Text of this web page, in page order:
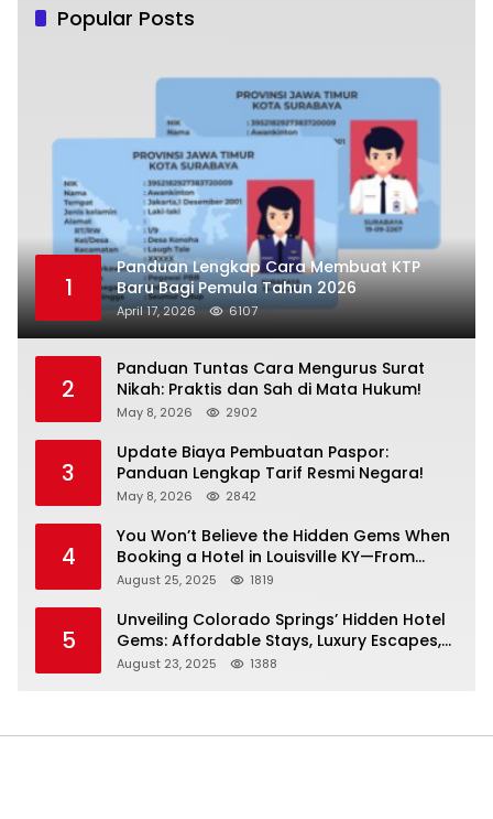
Popular Posts
1
Panduan Lengkap Cara Membuat KTP
Baru Bagi Pemula Tahun 2026
April 17, 2026 6107
2
Panduan Tuntas Cara Mengurus Surat
Nikah: Praktis dan Sah di Mata Hukum!
May 8, 2026 2902
3
Update Biaya Pembuatan Paspor:
Panduan Lengkap Tarif Resmi Negara!
May 8, 2026 2842
4
You Won’t Believe the Hidden Gems When
Booking a Hotel in Louisville KY—From
Cheap to Luxe!
August 25, 2025 1819
5
Unveiling Colorado Springs’ Hidden Hotel
Gems: Affordable Stays, Luxury Escapes,
and Everything In Between!
August 23, 2025 1388